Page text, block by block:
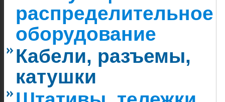
распределительное
оборудование
Кабели, разъемы,
катушки